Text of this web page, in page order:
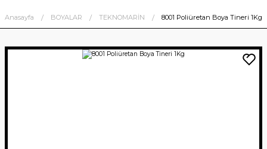
Anasayfa BOYALAR TEKNOMARİN 8001 Poliüretan Boya Tineri 1Kg